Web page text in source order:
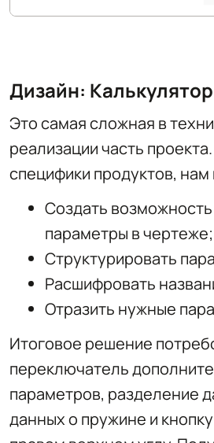
Дизайн:
Это самая сложная в
реализации часть
специфики продуктов,
Создать возможность
параметры в чертеже;
Структурировать
Расшифровать
Отразить нужные
Итоговое решение
переключатель
параметров, разделение
данных о пружине и